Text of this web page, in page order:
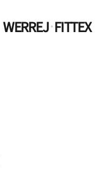
WERREJ·FITTEX